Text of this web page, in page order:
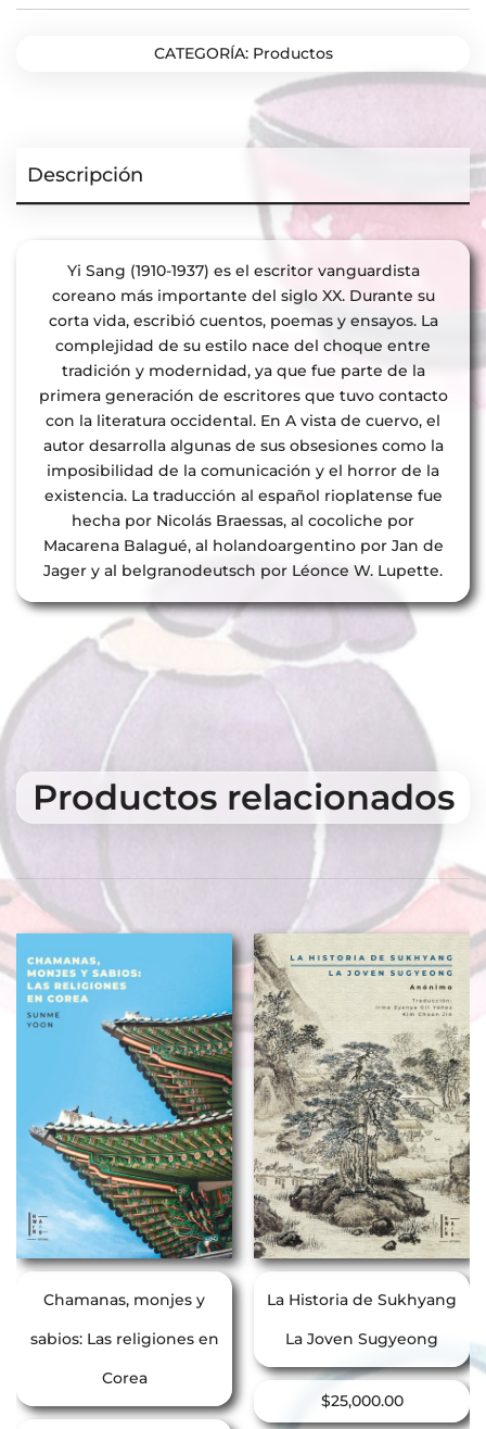
belgranodeutsch)
CATEGORÍA: Productos
Descripción
Yi Sang (1910-1937) es el escritor vanguardista
coreano más importante del siglo XX. Durante su
corta vida, escribió cuentos, poemas y ensayos. La
complejidad de su estilo nace del choque entre
tradición y modernidad, ya que fue parte de la
primera generación de escritores que tuvo contacto
con la literatura occidental. En A vista de cuervo, el
autor desarrolla algunas de sus obsesiones como la
imposibilidad de la comunicación y el horror de la
existencia. La traducción al español rioplatense fue
hecha por Nicolás Braessas, al cocoliche por
Macarena Balagué, al holandoargentino por Jan de
Jager y al belgranodeutsch por Léonce W. Lupette.
Productos relacionados
Chamanas, monjes y
sabios: Las religiones en
Corea
La Historia de Sukhyang
La Joven Sugyeong
$25,000.00